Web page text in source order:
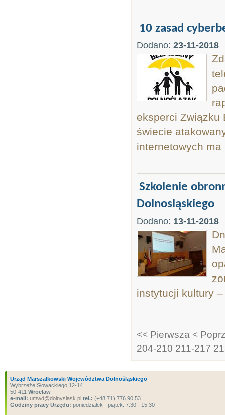
10 zasad
Dodano: 23-11-2018
eksperci Związku
świecie
internetowych ma
Szkolenie
Dolnosląskiego
Dodano: 13-11-2018
instytucji kultury
<< Pierwsza <
204-210 211-217
Urząd Marszałkowski Województwa Dolnośląskiego
Wybrzeże Słowackiego 12-14
50-411 Wrocław
e-mail: umwd@dolnyslask.pl tel.: (+48 71) 776 90 53
Godziny pracy Urzędu: poniedziałek - piątek: 7.30 - 15.30